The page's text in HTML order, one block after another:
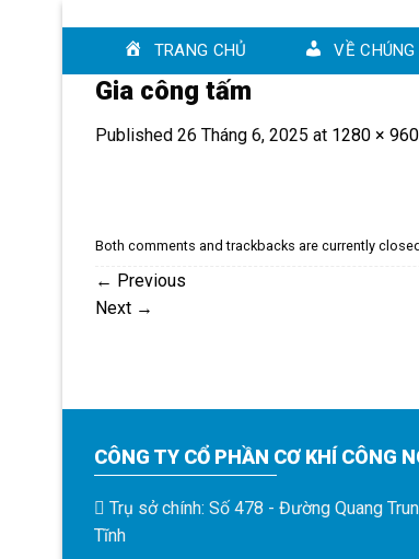
TRANG CHỦ VỀ
Gia công tấm
Published 26 Tháng 6, 2025 at 1280 × 960
Both comments and trackbacks are currently
← Previous
Next →
CÔNG TY CỔ PHẦN CƠ KHÍ CÔNG
Trụ sở chính: Số 478 - Đường Quang
Tĩnh